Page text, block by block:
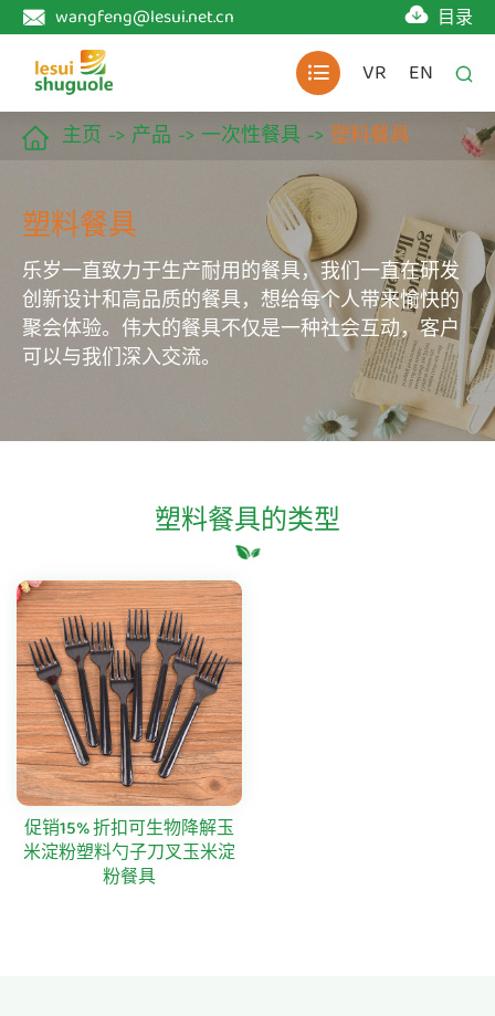
 wangfeng@lesui.net.cn  目录
 VR EN 
塑料餐具
乐岁一直致力于生产耐用的餐具，我们一直在研发
创新设计和高品质的餐具，想给每个人带来愉快的
聚会体验。伟大的餐具不仅是一种社会互动，客户
可以与我们深入交流。
 主页 产品 一次性餐具 塑料餐具
塑料餐具的类型
促销15% 折扣可生物降解玉
米淀粉塑料勺子刀叉玉米淀
粉餐具